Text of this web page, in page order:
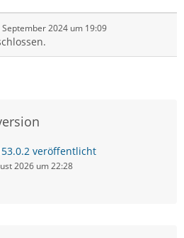
September 2024 um 19:09
veröffentlicht
2026 um 22:28